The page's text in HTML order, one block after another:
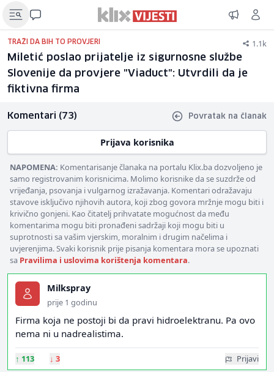
TRAŽI DA BIH TO PROVJERI 1.1k
Miletić poslao prijatelje iz sigurnosne službe
Slovenije da provjere "Viaduct": Utvrdili da je
fiktivna firma
Komentari (73) Povratak na članak
Prijava korisnika
NAPOMENA: Komentarisanje članaka na portalu Klix.ba dozvoljeno je
samo registrovanim korisnicima. Molimo korisnike da se suzdrže od
vrijeđanja, psovanja i vulgarnog izražavanja. Komentari odražavaju
stavove isključivo njihovih autora, koji zbog govora mržnje mogu biti i
krivično gonjeni. Kao čitatelj prihvatate mogućnost da među
komentarima mogu biti pronađeni sadržaji koji mogu biti u
suprotnosti sa vašim vjerskim, moralnim i drugim načelima i
uvjerenjima. Svaki korisnik prije pisanja komentara mora se upoznati
sa Pravilima i uslovima korištenja komentara.
Milkspray
prije 1 godinu
Firma koja ne postoji bi da pravi hidroelektranu. Pa ovo
nema ni u nadrealistima.
↑ 113 ↓ 3 Prijavi